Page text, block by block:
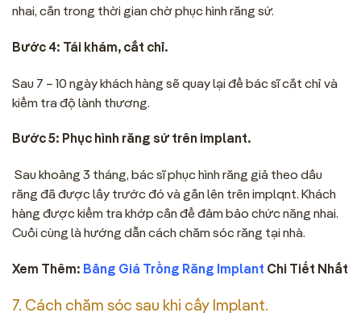
nhai, cắn trong thời gian chờ phục hình răng sứ.
Bước 4: Tái khám, cắt chỉ.
Sau 7 – 10 ngày khách hàng sẽ quay lại để bác sĩ cắt chỉ và
kiểm tra độ lành thương.
Bước 5: Phục hình răng sứ trên implant.
Sau khoảng 3 tháng, bác sĩ phục hình răng giả theo dấu
răng đã được lấy trước đó và gắn lên trên implqnt. Khách
hàng được kiểm tra khớp cắn để đảm bảo chức năng nhai.
Cuối cùng là hướng dẫn cách chăm sóc răng tại nhà.
Xem Thêm: Bảng Giá Trồng Răng Implant Chi Tiết Nhất
7. Cách chăm sóc sau khi cấy Implant.